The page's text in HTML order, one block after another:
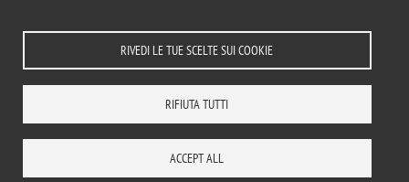
RIVEDI LE TUE SCELTE SUI COOKIE
RIFIUTA TUTTI
ACCEPT ALL
Note legali Privacy e cookie policy Amministrazione trasparente
Accessibility
Rivedi le tue scelte sui cookie
MAPPA DEL SITO CONTATTI